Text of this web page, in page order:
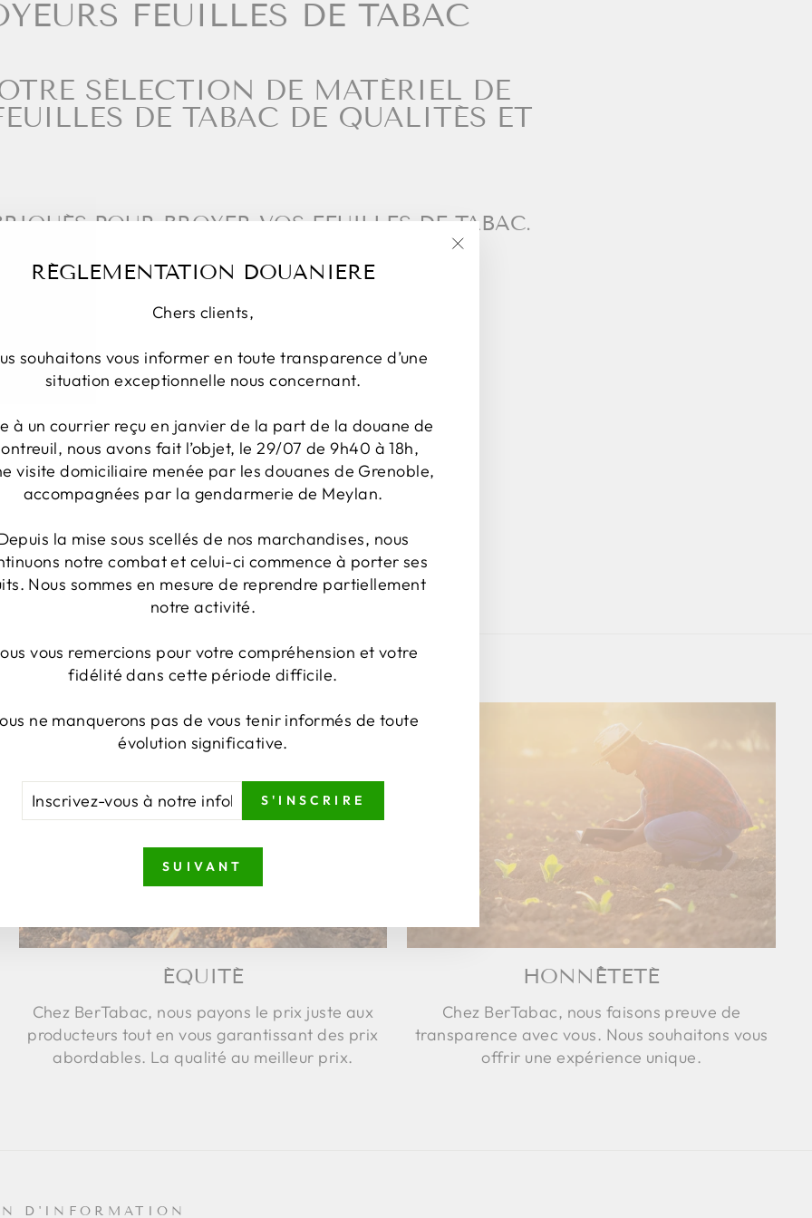
RÉGLEMENTATION DOUANIERE
Chers clients,
souhaitons vous informer en toute transparence d’une
situation exceptionnelle nous concernant.
à un courrier reçu en janvier de la part de la douane de
nous avons fait l’objet, le 29/07 de 9h40 à 18h,
visite domiciliaire menée par les douanes de Grenoble,
accompagnées par la gendarmerie de Meylan.
la mise sous scellés de nos marchandises, nous
notre combat et celui-ci commence à porter ses
Nous sommes en mesure de reprendre partiellement
notre activité.
vous remercions pour votre compréhension et votre
fidélité dans cette période difficile.
ne manquerons pas de vous tenir informés de toute
évolution significative.
S'INSCRIRE
SUIVANT
FEUILLES DE TABAC
SÉLECTION DE MATÉRIEL DE
DE TABAC DE QUALITÉS ET
POUR BROYER VOS FEUILLES DE TABAC.
BT-START
ÉQUITÉ
Chez BerTabac, nous payons le prix juste aux
producteurs tout en vous garantissant des prix
abordables. La qualité au meilleur prix.
HONNÊTETÉ
Chez BerTabac, nous faisons preuve de
transparence avec vous. Nous souhaitons vous
offrir une expérience unique.
D'INFORMATION